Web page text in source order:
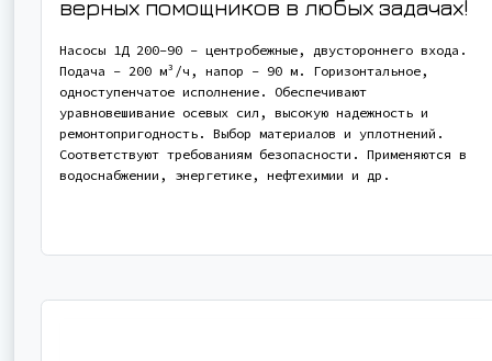
верных помощников в любых задачах!
Насосы 1Д 200-90 - центробежные, двустороннего входа.
Подача - 200 м³/ч, напор - 90 м. Горизонтальное,
одноступенчатое исполнение. Обеспечивают
уравновешивание осевых сил, высокую надежность и
ремонтопригодность. Выбор материалов и уплотнений.
Соответствуют требованиям безопасности. Применяются в
водоснабжении, энергетике, нефтехимии и др.